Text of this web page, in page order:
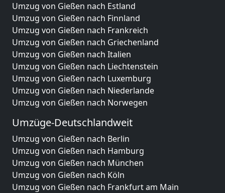
Umzug von Gießen nach Estland
Umzug von Gießen nach Finnland
Umzug von Gießen nach Frankreich
Umzug von Gießen nach Griechenland
Umzug von Gießen nach Italien
Umzug von Gießen nach Liechtenstein
Umzug von Gießen nach Luxemburg
Umzug von Gießen nach Niederlande
Umzug von Gießen nach Norwegen
Umzüge-Deutschlandweit
Umzug von Gießen nach Berlin
Umzug von Gießen nach Hamburg
Umzug von Gießen nach München
Umzug von Gießen nach Köln
Umzug von Gießen nach Frankfurt am Main